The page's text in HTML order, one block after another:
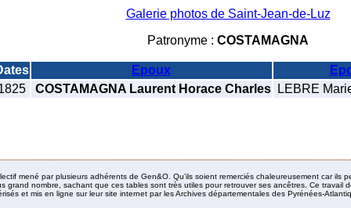
Galerie photos de Saint-Jean-de-Luz
Patronyme : COSTAMAGNA
Epoux
COSTAMAGNA Laurent Horace Charles LEBRE
mené par plusieurs adhérents de Gen&O. Qu’ils soient remerciés chaleureusement car ils
grand nombre, sachant que ces tables sont très utiles pour retrouver ses ancêtres. Ce travail
et mis en ligne sur leur site internet par les Archives départementales des Pyrénées-